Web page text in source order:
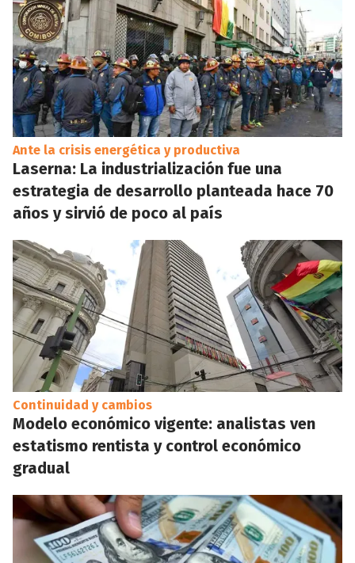
Ante la crisis energética y productiva
Laserna: La industrialización fue una
estrategia de desarrollo planteada hace 70
años y sirvió de poco al país
Continuidad y cambios
Modelo económico vigente: analistas ven
estatismo rentista y control económico
gradual